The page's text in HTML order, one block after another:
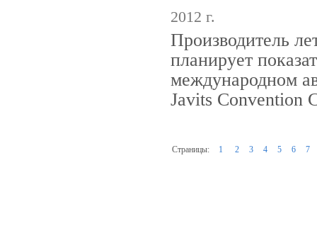
2012 г.
Производитель
планирует
международном
Javits Convention
Страницы: 1 2 3 4 5 6 7